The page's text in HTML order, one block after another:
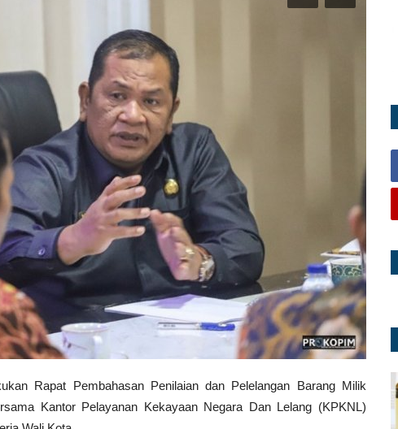
Rapat Pembahasan Penilaian dan Pelelangan Barang Milik
Kantor Pelayanan Kekayaan Negara Dan Lelang (KPKNL)